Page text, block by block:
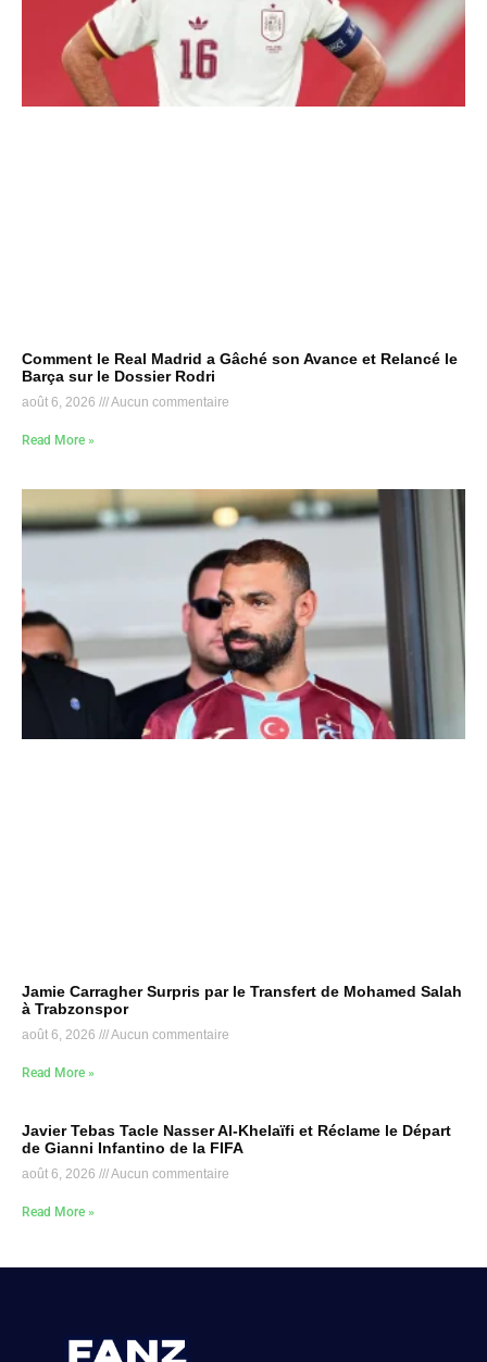
Comment le Real Madrid a Gâché son Avance et Relancé le
Barça sur le Dossier Rodri
août 6, 2026 Aucun commentaire
Read More »
Jamie Carragher Surpris par le Transfert de Mohamed Salah
à Trabzonspor
août 6, 2026 Aucun commentaire
Read More »
Javier Tebas Tacle Nasser Al-Khelaïfi et Réclame le Départ
de Gianni Infantino de la FIFA
août 6, 2026 Aucun commentaire
Read More »